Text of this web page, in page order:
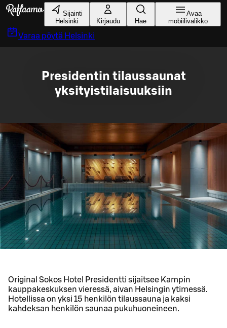
Siirry pääsisältöön
Sijainti
Helsinki
Kirjaudu Hae
Avaa
mobiilivalikko
Varaa pöytä Helsinki
Presidentin tilaussaunat
yksityistilaisuuksiin
Original Sokos Hotel Presidentti sijaitsee Kampin
kauppakeskuksen vieressä, aivan Helsingin ytimessä.
Hotellissa on yksi 15 henkilön tilaussauna ja kaksi
kahdeksan henkilön saunaa pukuhuoneineen.